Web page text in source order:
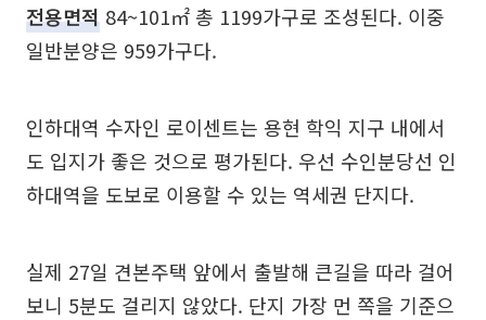
전용면적 84~101㎡ 총 1199가구로 조성된다. 이중
일반분양은 959가구다.
인하대역 수자인 로이센트는 용현 학익 지구 내에서
도 입지가 좋은 것으로 평가된다. 우선 수인분당선 인
하대역을 도보로 이용할 수 있는 역세권 단지다.
실제 27일 견본주택 앞에서 출발해 큰길을 따라 걸어
보니 5분도 걸리지 않았다. 단지 가장 먼 쪽을 기준으